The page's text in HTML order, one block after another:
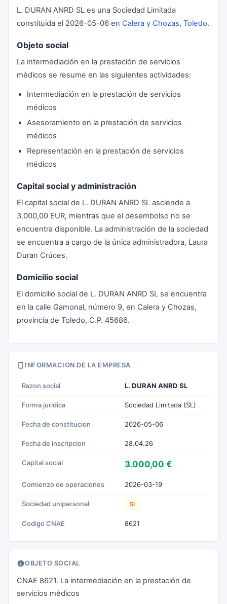
L. DURAN ANRD SL es una Sociedad Limitada
constituida el 2026-05-06 en Calera y Chozas, Toledo.
Objeto social
La intermediación en la prestación de servicios
médicos se resume en las siguientes actividades:
Intermediación en la prestación de servicios
médicos
Asesoramiento en la prestación de servicios
médicos
Representación en la prestación de servicios
médicos
Capital social y administración
El capital social de L. DURAN ANRD SL asciende a
3.000,00 EUR, mientras que el desembolso no se
encuentra disponible. La administración de la sociedad
se encuentra a cargo de la única administradora, Laura
Duran Crúces.
Domicilio social
El domicilio social de L. DURAN ANRD SL se encuentra
en la calle Gamonal, número 9, en Calera y Chozas,
provincia de Toledo, C.P. 45686.
INFORMACION DE LA EMPRESA
Razon social L. DURAN ANRD SL
Forma juridica Sociedad Limitada (SL)
Fecha de constitucion 2026-05-06
Fecha de inscripcion 28.04.26
Capital social 3.000,00 €
Comienzo de operaciones 2026-03-19
Sociedad unipersonal SI
Codigo CNAE 8621
OBJETO SOCIAL
CNAE 8621. La intermediación en la prestación de
servicios médicos